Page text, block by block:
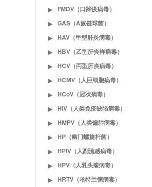
▶
FMDV（口蹄疫病毒）
▶
GAS（A族链球菌）
▶
HAV（甲型肝炎病毒）
▶
HBV（乙型肝炎样病毒）
▶
HCV（丙型肝炎病毒）
▶
HCMV（人巨细胞病毒）
▶
HCoV（冠状病毒）
▶
HIV（人类免疫缺陷病毒）
▶
HMPV（人类偏肺病毒）
▶
HP（幽门螺旋杆菌）
▶
HPIV（人副流感病毒）
▶
HPV（人乳头瘤病毒）
▶
HRTV（哈特兰德病毒）